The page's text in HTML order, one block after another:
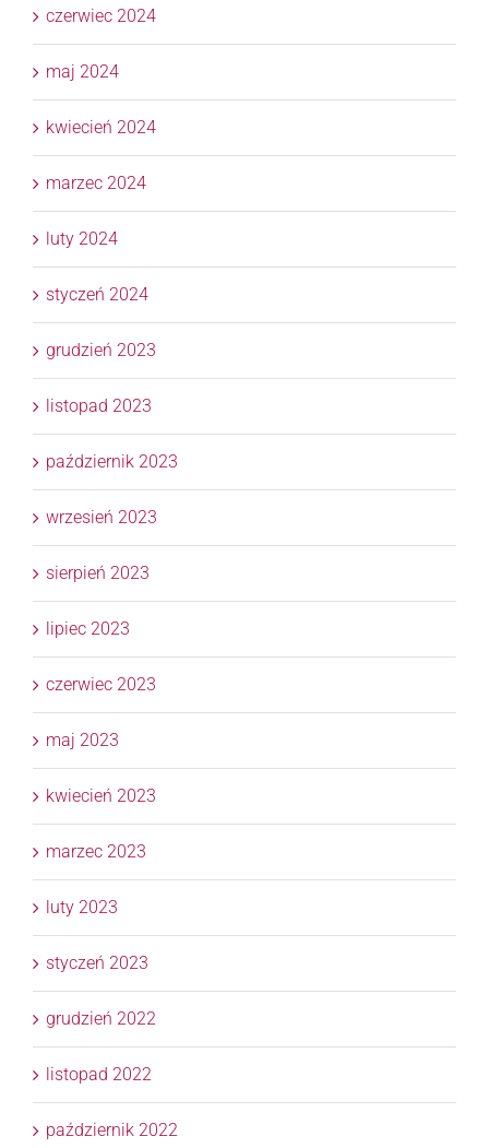
czerwiec 2024
maj 2024
kwiecień 2024
marzec 2024
luty 2024
styczeń 2024
grudzień 2023
listopad 2023
październik 2023
wrzesień 2023
sierpień 2023
lipiec 2023
czerwiec 2023
maj 2023
kwiecień 2023
marzec 2023
luty 2023
styczeń 2023
grudzień 2022
listopad 2022
październik 2022